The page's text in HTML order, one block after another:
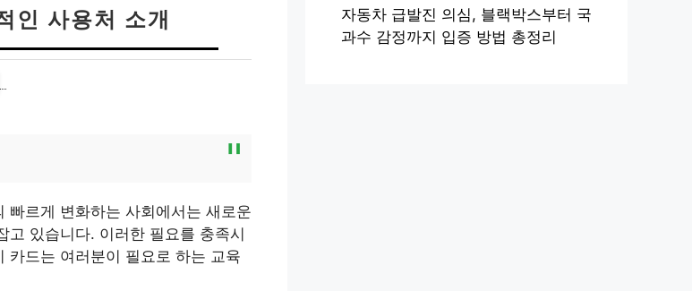
인 사용처 소개
빠르게 변화하는 사회에서는 새로운
있습니다. 이러한 필요를 충족시
카드는 여러분이 필요로 하는 교육
자동차 급발진 의심, 블랙박스부터 국
과수 감정까지 입증 방법 총정리